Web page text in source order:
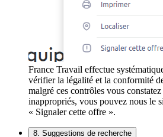
France Travail effectue
vérifier la légalité et la conformité
malgré ces contrôles vous
inappropriés, vous pouvez nous le
« Signaler cette offre ».
8. Suggestions de recherche